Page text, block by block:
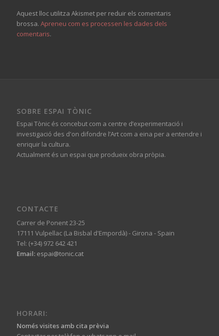
Aquest lloc utilitza Akismet per reduir els comentaris
brossa. Apreneu com es processen les dades dels
comentaris.
SOBRE ESPAI TÒNIC
Espai Tònic és concebut com a centre d’experimentació i
investigació des d'on difondre l’Art com a eina per a entendre i
enriquir la cultura.
Actualment és un espai que produeix obra pròpia.
CONTACTE
Carrer de Ponent 23-25
17111 Vulpellac (La Bisbal d'Empordà) - Girona - Spain
Tel: (+34) 972 642 421
Email:espai@tonic.cat
HORARI:
Només visites amb cita prèvia